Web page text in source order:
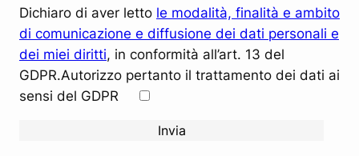
Dichiaro di aver letto le modalità, finalità e ambito
di comunicazione e diffusione dei dati personali e
dei miei diritti, in conformità all’art. 13 del
GDPR.Autorizzo pertanto il trattamento dei dati ai
sensi del GDPR